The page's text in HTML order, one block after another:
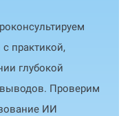
с практикой,
глубокой
Проверим
ИИ